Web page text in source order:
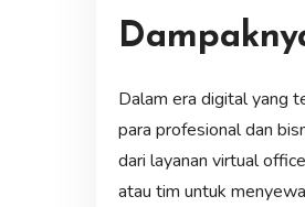
Dalam era digital yang
para profesional dan
dari layanan virtual
atau tim untuk